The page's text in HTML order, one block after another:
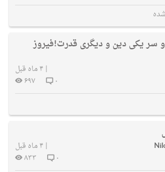
یکی دین و دیگری قدرت!فیروز
| ۴ ماه قبل
۰
۶۹۷
| ۴ ماه قبل
۰
۸۳۳